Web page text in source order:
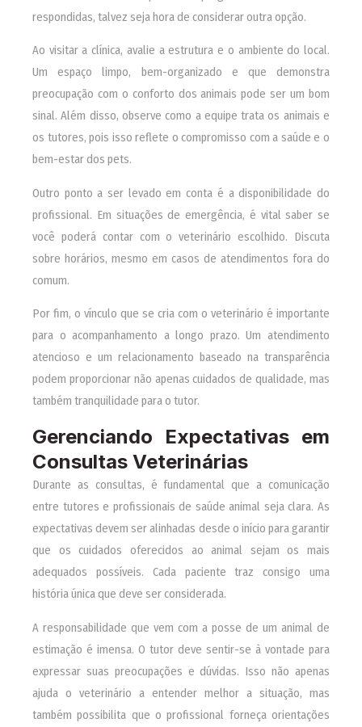
respondidas, talvez seja hora de considerar outra opção.
Ao visitar a clínica, avalie a estrutura e o ambiente do local.
Um espaço limpo, bem-organizado e que demonstra
preocupação com o conforto dos animais pode ser um bom
sinal. Além disso, observe como a equipe trata os animais e
os tutores, pois isso reflete o compromisso com a saúde e o
bem-estar dos pets.
Outro ponto a ser levado em conta é a disponibilidade do
profissional. Em situações de emergência, é vital saber se
você poderá contar com o veterinário escolhido. Discuta
sobre horários, mesmo em casos de atendimentos fora do
comum.
Por fim, o vínculo que se cria com o veterinário é importante
para o acompanhamento a longo prazo. Um atendimento
atencioso e um relacionamento baseado na transparência
podem proporcionar não apenas cuidados de qualidade, mas
também tranquilidade para o tutor.
Gerenciando Expectativas em
Consultas Veterinárias
Durante as consultas, é fundamental que a comunicação
entre tutores e profissionais de saúde animal seja clara. As
expectativas devem ser alinhadas desde o início para garantir
que os cuidados oferecidos ao animal sejam os mais
adequados possíveis. Cada paciente traz consigo uma
história única que deve ser considerada.
A responsabilidade que vem com a posse de um animal de
estimação é imensa. O tutor deve sentir-se à vontade para
expressar suas preocupações e dúvidas. Isso não apenas
ajuda o veterinário a entender melhor a situação, mas
também possibilita que o profissional forneça orientações